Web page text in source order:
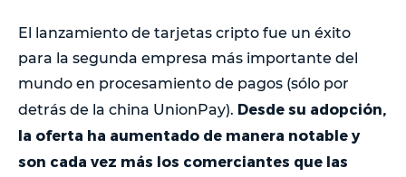
El lanzamiento de tarjetas cripto fue un éxito
para la segunda empresa más importante del
mundo en procesamiento de pagos (sólo por
detrás de la china UnionPay). Desde su adopción,
la oferta ha aumentado de manera notable y
son cada vez más los comerciantes que las